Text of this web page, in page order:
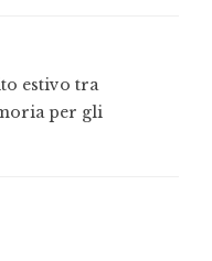
estivo tra
per gli